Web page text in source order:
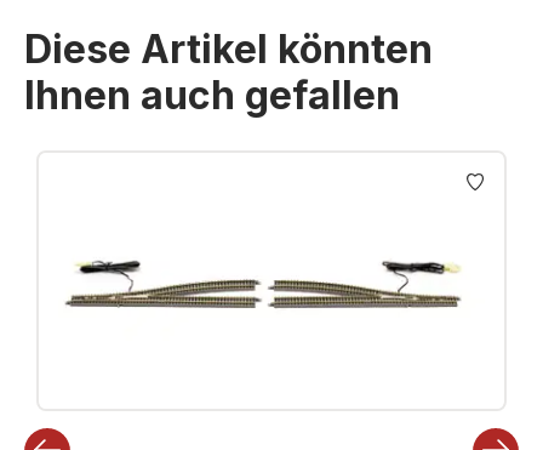
Diese Artikel könnten
Ihnen auch gefallen
Produktgalerie überspringen